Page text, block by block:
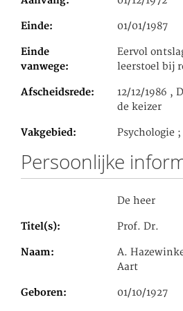
Einde 01/01/1987
Einde
vanwege
Eervol
leerstoel bij
Afscheidsrede
12/12/1986 ,
de keizer
Vakgebied Psychologie
Persoonlijke
De heer
Titel(s) Prof. Dr.
Naam
A.
Aart
Geboren 01/10/1927